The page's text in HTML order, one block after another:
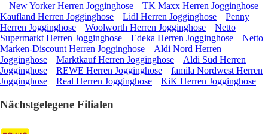
New Yorker Herren Jogginghose
TK Maxx Herren Jogginghose
Kaufland Herren Jogginghose
Lidl Herren Jogginghose
Penny
Herren Jogginghose
Woolworth Herren Jogginghose
Netto
Supermarkt Herren Jogginghose
Edeka Herren Jogginghose
Netto
Marken-Discount Herren Jogginghose
Aldi Nord Herren
Jogginghose
Marktkauf Herren Jogginghose
Aldi Süd Herren
Jogginghose
REWE Herren Jogginghose
famila Nordwest Herren
Jogginghose
Real Herren Jogginghose KiK Herren Jogginghose
Nächstgelegene Filialen